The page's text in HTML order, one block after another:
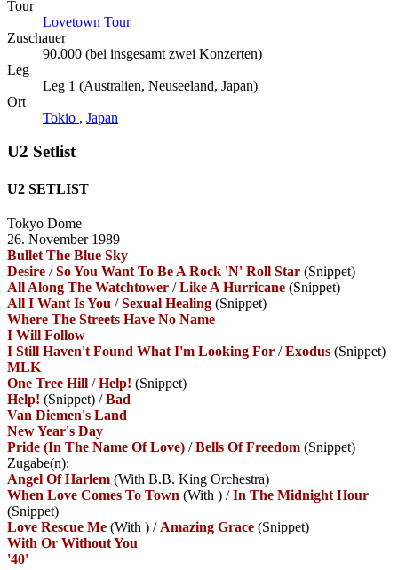
Tour
Lovetown Tour
Zuschauer
90.000 (bei insgesamt zwei Konzerten)
Leg
Leg 1 (Australien, Neuseeland, Japan)
Ort
Tokio , Japan
U2 Setlist
U2 SETLIST
Tokyo Dome
26. November 1989
Bullet The Blue Sky
Desire /So You Want To Be A Rock 'N' Roll Star (Snippet)
All Along The Watchtower /Like A Hurricane (Snippet)
All I Want Is You /Sexual Healing (Snippet)
Where The Streets Have No Name
I Will Follow
I Still Haven't Found What I'm Looking For /Exodus (Snippet)
MLK
One Tree Hill /Help! (Snippet)
Help! (Snippet) /Bad
Van Diemen's Land
New Year's Day
Pride (In The Name Of Love) /Bells Of Freedom (Snippet)
Zugabe(n):
Angel Of Harlem (With B.B. King Orchestra)
When Love Comes To Town (With ) /In The Midnight Hour
(Snippet)
Love Rescue Me (With ) / Amazing Grace (Snippet)
With Or Without You
'40'